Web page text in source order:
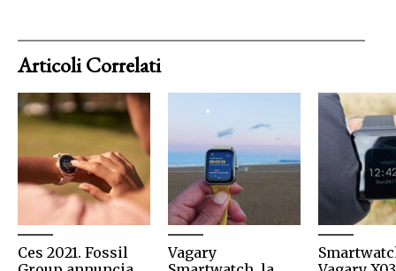
Articoli Correlati
Ces 2021. Fossil
Vagary